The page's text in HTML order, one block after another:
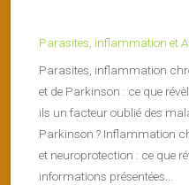
Parasites, inflammation et
Parasites, inflammation
et de Parkinson : ce que
ils un facteur oublié des
Parkinson ? Inflammation
et neuroprotection : ce que
informations présentées...